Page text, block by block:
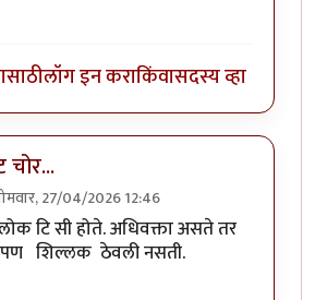
लॉग इन कराकिंवासदस्य व्हा
27/04/2026 12:46
ते निदान लिहीत तरी आहेत…byविजुभाऊ
टि सी होते. अधिवक्ता असते तर
शिल्लक ठेवली नसती.